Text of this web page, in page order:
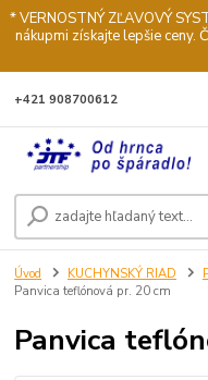
* VERNOSTNÝ ZĽAVOVÝ
nákupmi získajte lepšie ceny.
+421 908700612
Úvod KUCHYNSKÝ RIAD
Panvica teflónová pr. 20 cm
Panvica